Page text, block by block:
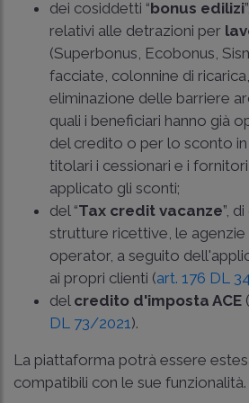
dei cosiddetti “bonus edilizi
relativi alle detrazioni per
(Superbonus, Ecobonus,
facciate, colonnine di
eliminazione delle barriere
quali i beneficiari hanno già
del credito o per lo sconto
titolari i cessionari e i
applicato gli sconti;
del “Tax credit vacanze”,
strutture ricettive, le
operator, a seguito
ai propri clienti (art. 176 DL
del credito d'imposta ACE (
DL 73/2021 ).
La piattaforma potrà essere
compatibili con le sue funzionalità.